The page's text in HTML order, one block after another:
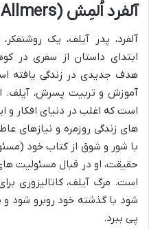
آلفرد اُلمِش (Alfred Allmers)
آلفرد، پدر آیلف، یک
ابتدای داستان از سفری در
هدف جدیدی در زندگی یافته
آموزش و تربیت پسرش، آیلف.
است که اغلب در دنیای افکار و
های زندگی روزمره و نیازهای
با شور و شوق از کتاب خود
حقیقت، او در قبال مسئولیت
است. مرگ آیلف، کاتالیزوری
شود با گذشته خود روبرو شود
پی ببرد.